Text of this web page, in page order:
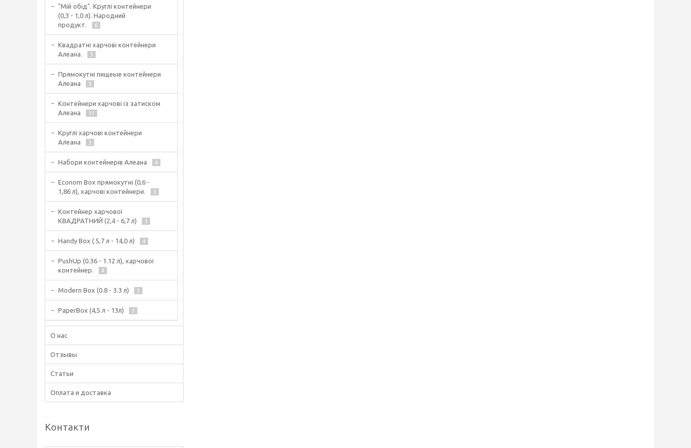
"Мій обід". Круглі контейнери
(0,3 - 1,0 л). Народний
продукт.
6
Квадратні харчові контейнери
Алеана.
3
Прямокутні пищеые контейнери
Алеана
3
Контейнери харчові із затиском
Алеана
11
Круглі харчові контейнери
Алеана
3
Набори контейнерів Алеана 4
Econom Box прямокутні (0,6 -
1,86 л), харчові контейнери.
3
Контейнер харчової
КВАДРАТНИЙ (2,4 - 6,7 л)
3
Handy Box ( 5,7 л - 14,0 л) 4
PushUp (0.36 - 1.12 л), харчової
контейнер.
4
Modern Box (0.8 - 3.3 л) 3
PaperBox (4,5 л - 13л) 3
О нас
Отзывы
Статьи
Оплата и доставка
Контакти